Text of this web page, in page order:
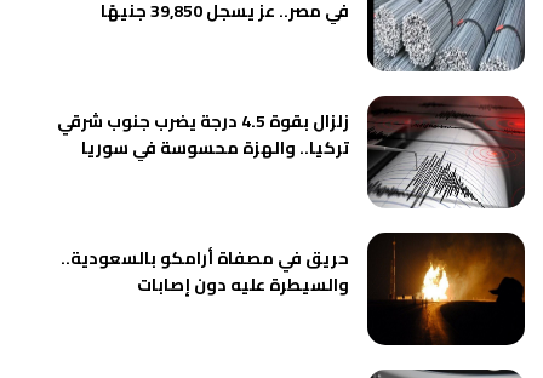
في مصر.. عز يسجل 39,850 جنيهًا
زلزال بقوة 4.5 درجة يضرب جنوب شرقي
تركيا.. والهزة محسوسة في سوريا
حريق في مصفاة أرامكو بالسعودية..
والسيطرة عليه دون إصابات